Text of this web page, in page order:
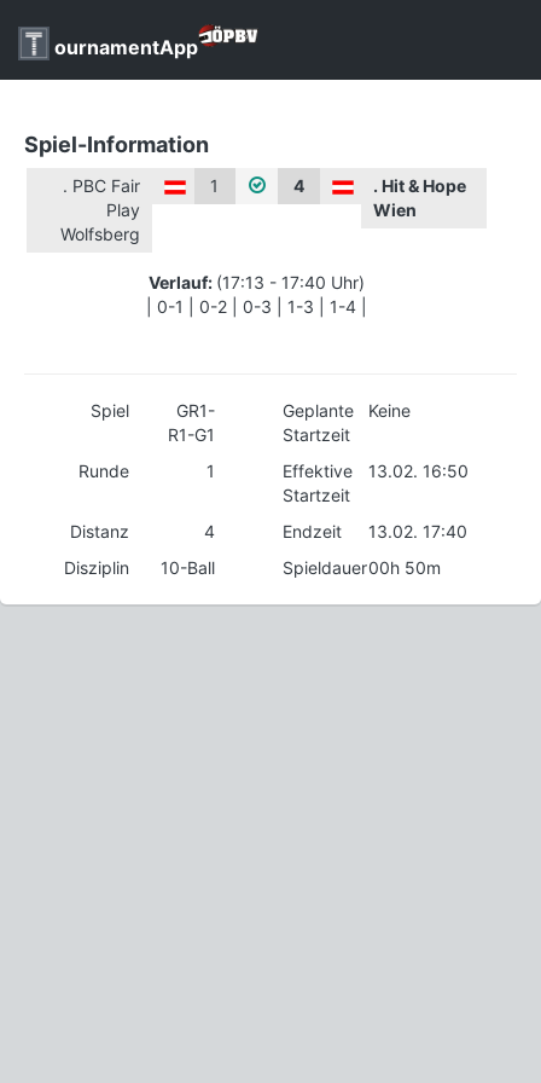
ournamentApp
Spiel-Information
. PBC Fair
Play
Wolfsberg
1 4
. Hit & Hope
Wien
Verlauf: (17:13 - 17:40 Uhr)
| 0-1 | 0-2 | 0-3 | 1-3 | 1-4 |
Spiel
GR1-
R1-G1
Geplante
Startzeit
Keine
Runde 1
Effektive
Startzeit
13.02. 16:50
Distanz 4 Endzeit
13.02. 17:40
Disziplin
10-Ball Spieldauer00h 50m